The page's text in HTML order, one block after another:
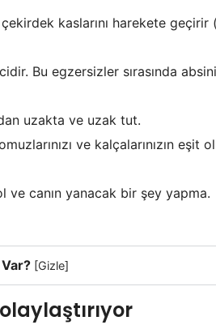
kaslarını harekete geçirir
Bu egzersizler sırasında
uzakta ve uzak tut.
ve kalçalarınızın eşit
ve canın yanacak bir şey yapma.
[Gizle]